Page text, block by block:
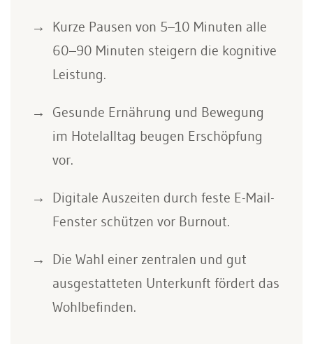
Kurze Pausen von 5–10 Minuten alle
60–90 Minuten steigern die kognitive
Leistung.
Gesunde Ernährung und Bewegung
im Hotelalltag beugen Erschöpfung
vor.
Digitale Auszeiten durch feste E-Mail-
Fenster schützen vor Burnout.
Die Wahl einer zentralen und gut
ausgestatteten Unterkunft fördert das
Wohlbefinden.